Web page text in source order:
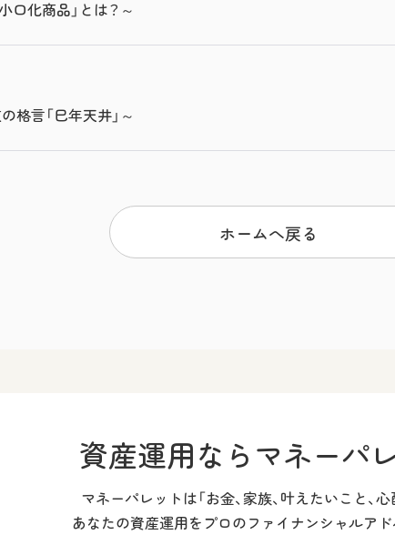
口化商品」とは？～
格言「巳年天井」～
ホームへ戻る
資産運用ならマネーパ
マネーパレットは「お金、家族、叶えたいこと、心
あなたの資産運用をプロのファイナンシャルア